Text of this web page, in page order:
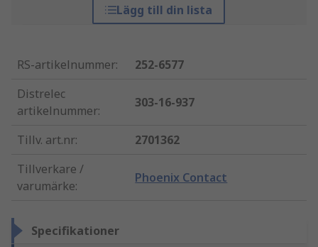
Lägg till din lista
RS-artikelnummer:
252-6577
Distrelec
artikelnummer:
303-16-937
Tillv. art.nr:
2701362
Tillverkare /
varumärke:
Phoenix Contact
Specifikationer